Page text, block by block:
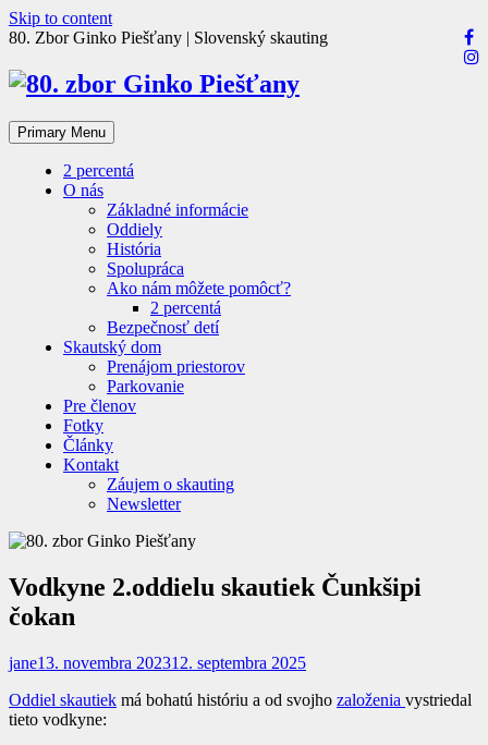
Skip to content
80. Zbor Ginko Piešťany | Slovenský skauting
Primary Menu
2 percentá
O nás
Základné informácie
Oddiely
História
Spolupráca
Ako nám môžete pomôcť?
2 percentá
Bezpečnosť detí
Skautský dom
Prenájom priestorov
Parkovanie
Pre členov
Fotky
Články
Kontakt
Záujem o skauting
Newsletter
Vodkyne 2.oddielu skautiek Čunkšipi
čokan
jane13. novembra 202312. septembra 2025
Oddiel skautiek má bohatú históriu a od svojho založenia vystriedal
tieto vodkyne: